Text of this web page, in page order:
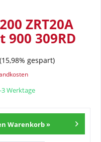
ZRT20A
309RD
(15,98% gespart)
Werktage
Warenkorb »